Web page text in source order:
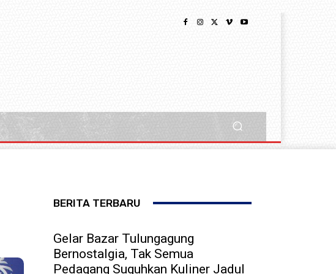
BERITA TERBARU
Gelar Bazar Tulungagung
Bernostalgia, Tak Semua
Pedagang Suguhkan Kuliner Jadul